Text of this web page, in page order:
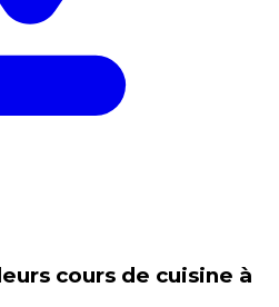
cours de cuisine à